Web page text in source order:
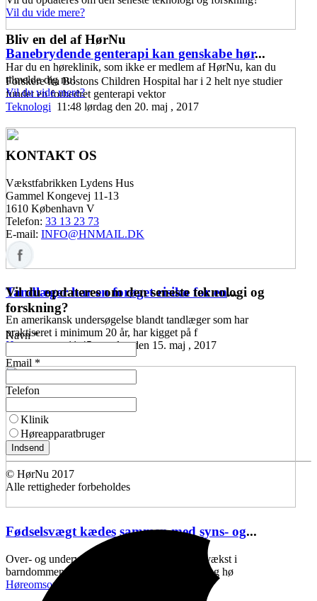
Banebrydende genterapi kan genskabe hør...
Forskere fra Bostons Children Hospital har i 2 helt nye studier
fundet en forbedret genterapi vektor
Teknologi 11:48 lørdag den 20. maj , 2017
Tandlæger har en forøget risiko for en...
En amerikansk undersøgelse blandt tandlæger som har
praktiseret i minimum 20 år, har kigget på f
Høreomsorg 11:45 mandag den 15. maj , 2017
Fødselsvægt kædes sammen med syns- og...
Over- og undervægt ved fødslen, samt ringe vækst i
barndommen, kan kædes sammen med syns- og hø
Høreomsorg
11:43 onsdag den 10. maj , 2017
Vil du vide mere?
Bliv en del af HørNu
Har du en høreklinik, som ikke er medlem af HørNu, kan du
tilmelde dig nu!
Vil du vide mere?
KONTAKT OS
Vækstfabrikken Lydens Hus
Gammel Kongevej 11-13
1610 København V
Telefon: 33 13 23 73
E-mail: INFO@HNMAIL.DK
Vil du opdateres om den seneste teknologi og
forskning?
Navn *
Email *
Telefon
Klinik
Høreapparatbruger
Indsend
© HørNu 2017
Alle rettigheder forbeholdes